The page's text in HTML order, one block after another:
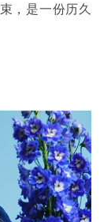
，是一份历久